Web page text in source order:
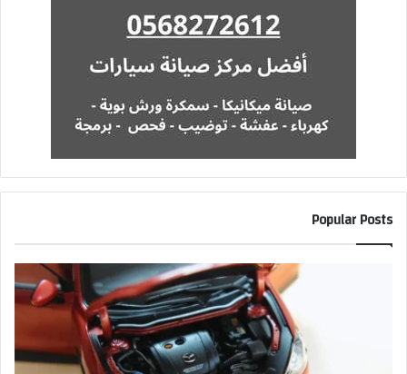
Popular Posts